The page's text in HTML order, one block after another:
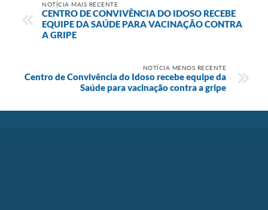
NOTÍCIA MAIS RECENTE
CENTRO DE CONVIVÊNCIA DO IDOSO RECEBE
EQUIPE DA SAÚDE PARA VACINAÇÃO CONTRA
A GRIPE
NOTÍCIA MENOS RECENTE
Centro de Convivência do Idoso recebe equipe da
Saúde para vacinação contra a gripe